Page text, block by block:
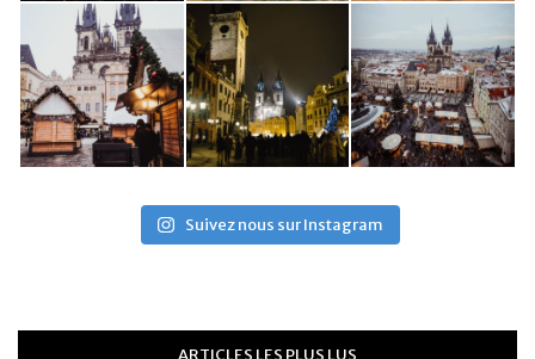
Suivez nous sur Instagram
ARTICLES LES PLUS LUS